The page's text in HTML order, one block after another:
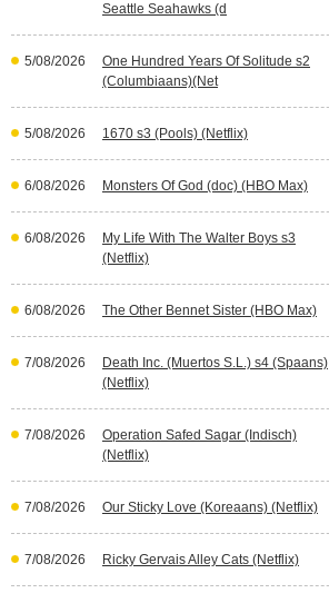
Seattle Seahawks (d
5/08/2026
One Hundred Years Of Solitude s2
(Columbiaans)(Net
5/08/2026 1670 s3 (Pools) (Netflix)
6/08/2026 Monsters Of God (doc) (HBO Max)
6/08/2026
My Life With The Walter Boys s3
(Netflix)
6/08/2026 The Other Bennet Sister (HBO Max)
7/08/2026
Death Inc. (Muertos S.L.) s4 (Spaans)
(Netflix)
7/08/2026
Operation Safed Sagar (Indisch)
(Netflix)
7/08/2026 Our Sticky Love (Koreaans) (Netflix)
7/08/2026 Ricky Gervais Alley Cats (Netflix)